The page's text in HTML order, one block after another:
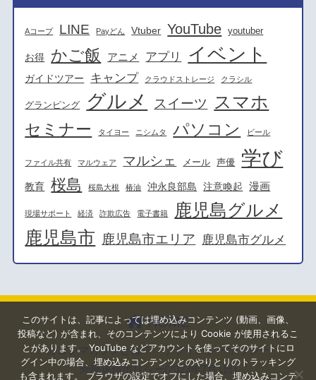
Aコープ LINE Payどん Vtuber YouTube youtuber
お得 かご飯 アニメ アプリ イベント
ガイドツアー キャンプ クラウドストレージ クラシル
グランピング グルメ スイーツ スマホ
セミナー タイヨー ニシムタ パソコン ビール
ファイル共有 マルウェア マルシェ メール 声優 学び
教育 桜島 桜島大根 椿油 沖永良部島 注意喚起 漫画
現場サポート 経済 詐欺広告 電子書籍 鹿児島グルメ
鹿児島市 鹿児島市エリア 鹿児島市グルメ
HOME
カゴシマガジンとは？
プライバシーポリシー
外部送信ポリシー(2023年7月1日)
このサイトは、記事によっては埋め込みコンテンツ (動画、画像、
投稿など) が含まれ、そのコンテンツにより Cookie が使用されるこ
とがあります。 YouTube などアカウントを使ってそのサイトにロ
グイン中の場合、埋め込みコンテンツとのやりとりのトラッキング
も含まれます。 ブラウザの設定でオフにした場合、埋め込みコンテ